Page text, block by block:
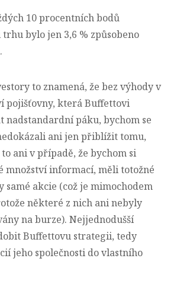
10 procentních bodů
bylo jen 3,6 % způsobeno
to znamená, že bez výhody v
pojišťovny, která Buffettovi
nadstandardní páku, bychom se
ani jen přiblížit tomu,
to ani v případě, že bychom si
množství informací, měli totožné
samé akcie (což je mimochodem
některé z nich ani nebyly
na burze). Nejjednodušší
Buffettovu strategii, tedy
jeho společnosti do vlastního